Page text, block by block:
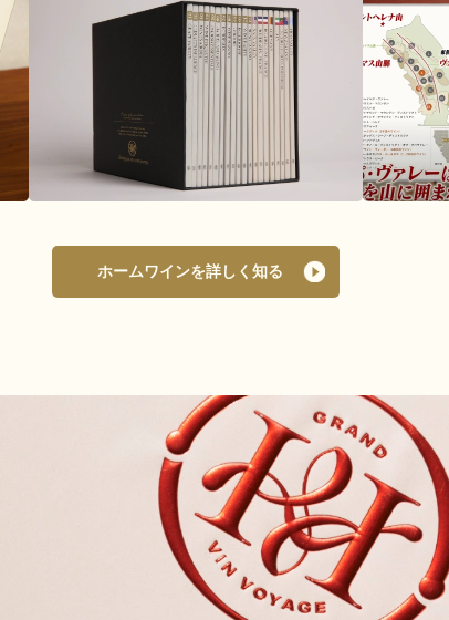
ホームワインを詳しく知る